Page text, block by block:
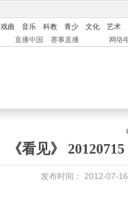
戏曲 音乐 科教 青少 文化
艺术
直播中国 赛事直播 网络
《看见》
发布时间： 2012-07-